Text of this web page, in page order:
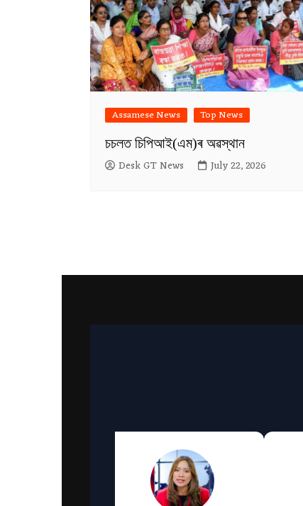
Assamese News Top News
চচলত চিপিআই(এম)ৰ অৱস্থান
Desk GT News July 22, 2026